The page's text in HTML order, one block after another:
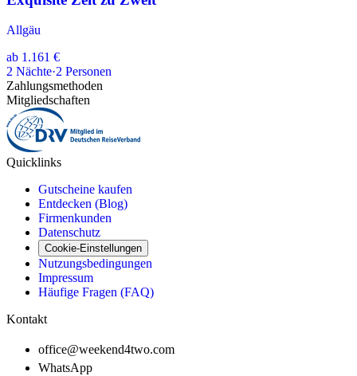
Allgäu
ab 1.161 €
2 Nächte·2 Personen
Zahlungsmethoden
Mitgliedschaften
Quicklinks
Gutscheine kaufen
Entdecken (Blog)
Firmenkunden
Datenschutz
Cookie-Einstellungen
Nutzungsbedingungen
Impressum
Häufige Fragen (FAQ)
Kontakt
office@weekend4two.com
WhatsApp